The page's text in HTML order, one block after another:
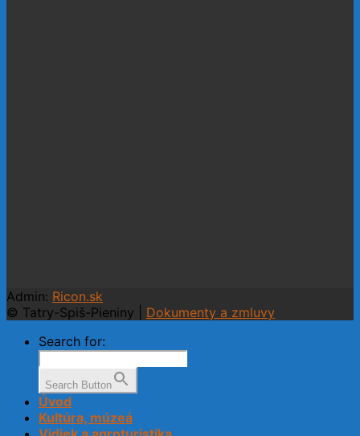
Admin: Ricon.sk
© Tatry-Spiš-Pieniny | Dokumenty a zmluvy
Search for:
Search Button
Úvod
Kultúra, múzeá